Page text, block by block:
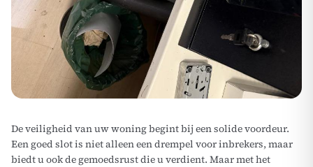
De veiligheid van uw woning begint bij een solide voordeur.
Een goed slot is niet alleen een drempel voor inbrekers, maar
biedt u ook de gemoedsrust die u verdient. Maar met het